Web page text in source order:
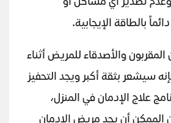
بالطاقة الإيجابية.
والأصدقاء للمريض أثناء
سيشعر بثقة أكبر ويجد التحفيز
علاج الإدمان في المنزل،
الممكن أن يجد مريض الإدمان